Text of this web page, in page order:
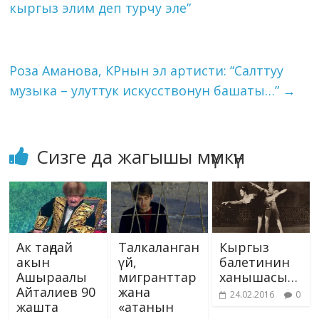
n
кыргыз элим деп турчу эле”
Роза Аманова, КРнын эл артисти: “Салттуу
музыка – улуттук искусствонун башаты…” →
Сизге да жагышы мүмкүн
Ак таңдай
акын
Ашыраалы
Айталиев 90
жашта
Талкаланган
үй,
мигранттар
жана
«атанын
Кыргыз
балетинин
ханышасы…
24.02.2016 0